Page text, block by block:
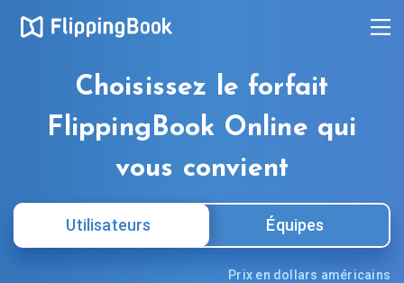
Choisissez le forfait
FlippingBook Online qui
vous convient
Utilisateurs Équipes
Prix en dollars américains